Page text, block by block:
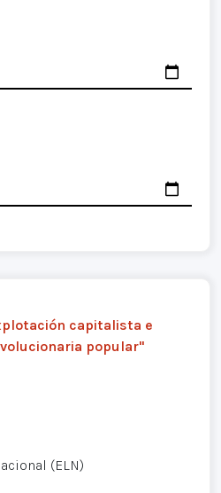
capitalista e
popular"
(ELN)